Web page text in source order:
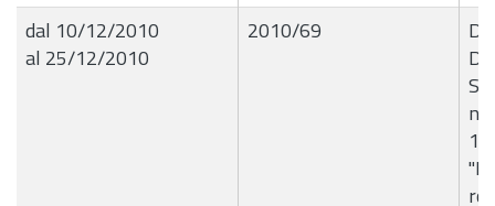
dal 10/12/2010
al 25/12/2010
2010/69